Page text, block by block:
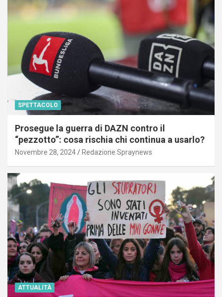
SPETTACOLO
Prosegue la guerra di DAZN contro il
“pezzotto”: cosa rischia chi continua a usarlo?
Novembre 28, 2024 Redazione Spraynews
ATTUALITÀ